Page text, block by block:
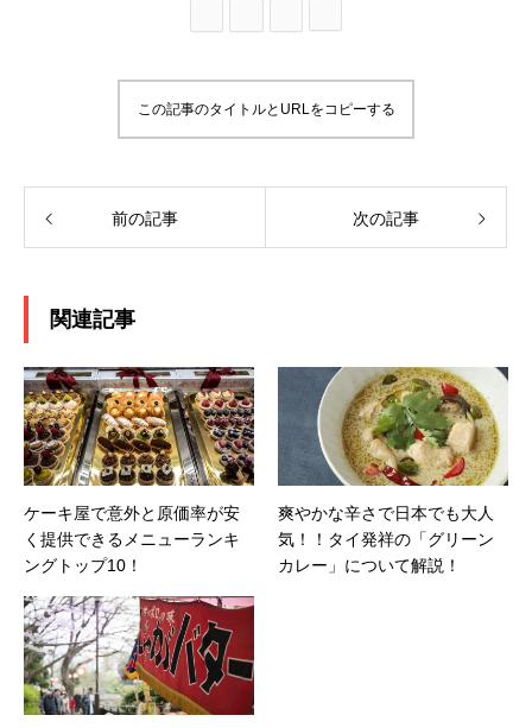
この記事のタイトルとURLをコピーする
前の記事 次の記事
関連記事
ケーキ屋で意外と原価率が安
く提供できるメニューランキ
ングトップ10！
爽やかな辛さで日本でも大人
気！！タイ発祥の「グリーン
カレー」について解説！